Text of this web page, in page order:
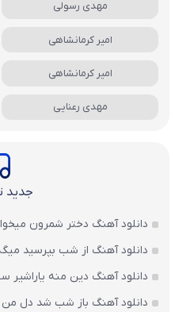
مهدی رسولی
امیر کرمانشاهی
امیر کرمانشاهی
مهدی رعنایی
جدید
دانلود آهنگ دختر شمرون
دانلود آهنگ از شب بپرسید
دانلود آهنگ دین منه یاراشیر
دانلود آهنگ باز شب شد دل